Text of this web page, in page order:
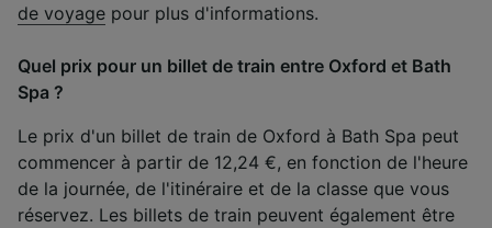
de voyage pour plus d'informations.
Quel prix pour un billet de train entre Oxford et Bath
Spa ?
Le prix d'un billet de train de Oxford à Bath Spa peut
commencer à partir de 12,24 €, en fonction de l'heure
de la journée, de l'itinéraire et de la classe que vous
réservez. Les billets de train peuvent également être